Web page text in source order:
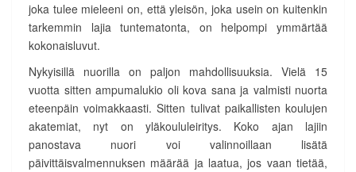
joka tulee mieleeni on, että yleisön, joka usein on kuitenkin
tarkemmin lajia tuntematonta, on helpompi ymmärtää
kokonaisluvut.
Nykyisillä nuorilla on paljon mahdollisuuksia. Vielä 15
vuotta sitten ampumalukio oli kova sana ja valmisti nuorta
eteenpäin voimakkaasti. Sitten tulivat paikallisten koulujen
akatemiat, nyt on yläkoululeiritys. Koko ajan lajiin
panostava nuori voi valinnoillaan lisätä
päivittäisvalmennuksen määrää ja laatua, jos vaan tietää,